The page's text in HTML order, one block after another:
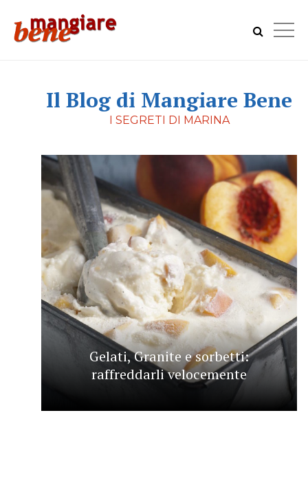
Il Blog di Mangiare Bene
I SEGRETI DI MARINA
Gelati, Granite e sorbetti:
raffreddarli velocemente